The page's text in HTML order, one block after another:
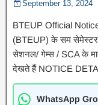
September 13, 2024
BTEUP Official
(BTEUP) के सम सेमेस्टर
सेशनल/ गेम्स / SCA के
देखते हैं NOTICE
WhatsApp